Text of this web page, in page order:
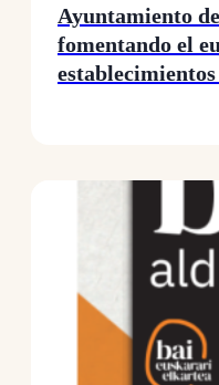
Ayuntamiento
fomentando el